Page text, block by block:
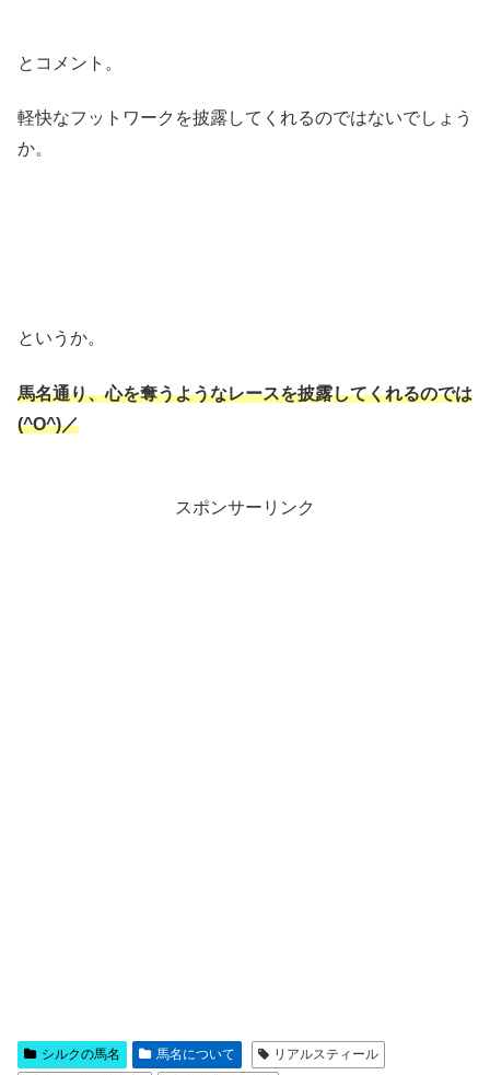
とコメント。
軽快なフットワークを披露してくれるのではないでしょう
か。
というか。
馬名通り、心を奪うようなレースを披露してくれるのでは
(^O^)／
スポンサーリンク
シルクの馬名 馬名について
リアルスティール